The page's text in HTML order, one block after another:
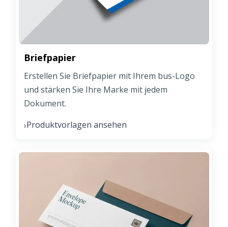
Briefpapier
Erstellen Sie Briefpapier mit Ihrem bus-Logo
und stärken Sie Ihre Marke mit jedem
Dokument.
›Produktvorlagen ansehen